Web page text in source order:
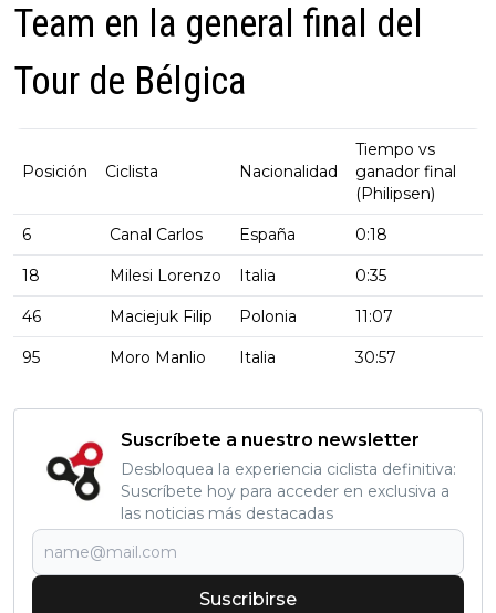
Team en la general final del
Tour de Bélgica
Posición Ciclista Nacionalidad
Tiempo vs
ganador final
(Philipsen)
6 Canal Carlos España 0:18
18 Milesi Lorenzo Italia 0:35
46 Maciejuk Filip Polonia 11:07
95 Moro Manlio Italia 30:57
Suscríbete a nuestro newsletter
Desbloquea la experiencia ciclista definitiva:
Suscríbete hoy para acceder en exclusiva a
las noticias más destacadas
Suscribirse